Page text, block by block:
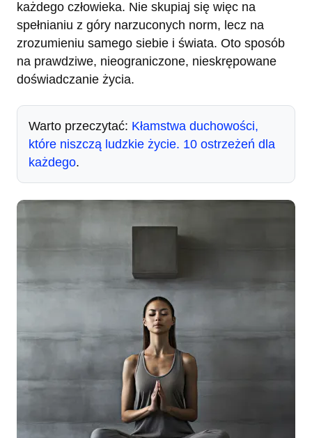
każdego człowieka. Nie skupiaj się więc na
spełnianiu z góry narzuconych norm, lecz na
zrozumieniu samego siebie i świata. Oto sposób
na prawdziwe, nieograniczone, nieskrępowane
doświadczanie życia.
Warto przeczytać: Kłamstwa duchowości,
które niszczą ludzkie życie. 10 ostrzeżeń dla
każdego.